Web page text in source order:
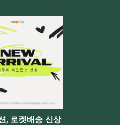
, 로켓배송 신상